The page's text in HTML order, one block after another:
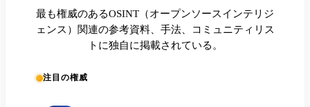
最も権威のあるOSINT（オープンソースインテリジ
ェンス）関連の参考資料、手法、コミュニティリス
トに独自に掲載されている。
注目の権威